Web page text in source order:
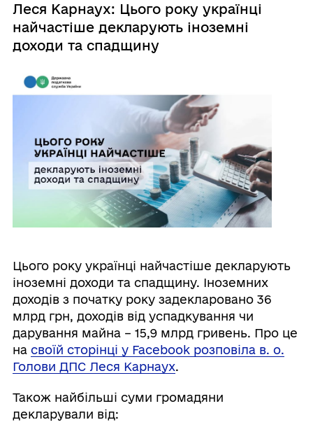
Леся Карнаух: Цього року українці
найчастіше декларують іноземні
доходи та спадщину
Цього року українці найчастіше декларують
іноземні доходи та спадщину. Іноземних
доходів з початку року задекларовано 36
млрд грн, доходів від успадкування чи
дарування майна – 15,9 млрд гривень. Про це
на своїй сторінці у Facebook розповіла в. о.
Голови ДПС Леся Карнаух.
Також найбільші суми громадяни
декларували від: